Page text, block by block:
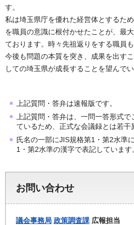
す。
私は埼玉県庁を優れた経営体とするた
を職員の意識に根付かせたことが、最
ております。時々先祖返りをする職員
今後も問題の本質を突き、成果を出す
しての埼玉県が成長することを望んでい
上記質問・答弁は速報版です。
上記質問・答弁は、一問一答形式
ているため、正式な会議録とは若干
氏名の一部にJIS規格第1・第2水準
1・第2水準の漢字で表記しています
お問い合わせ
議会事務局 政策調査課 広報担当